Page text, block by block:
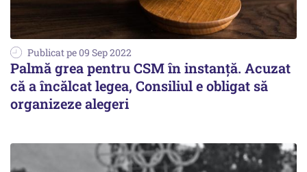
Publicat pe 09 Sep 2022
Palmă grea pentru CSM în instanță. Acuzat
că a încălcat legea, Consiliul e obligat să
organizeze alegeri